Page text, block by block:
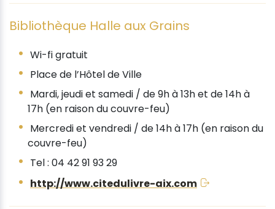
Bibliothèque Halle aux Grains
Wi-fi gratuit
Place de l’Hôtel de Ville
Mardi, jeudi et samedi / de 9h à 13h et de 14h à
17h (en raison du couvre-feu)
Mercredi et vendredi / de 14h à 17h (en raison du
couvre-feu)
Tel : 04 42 91 93 29
http://www.citedulivre-aix.com